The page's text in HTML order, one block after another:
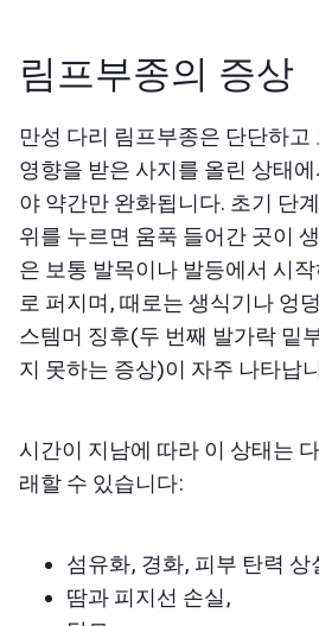
림프부종의 증상
만성 다리 림프부종은 단단하고
영향을 받은 사지를 올린 상태
야 약간만 완화됩니다. 초기 단
위를 누르면 움푹 들어간 곳이
은 보통 발목이나 발등에서 시
로 퍼지며, 때로는 생식기나 엉
스템머 징후(두 번째 발가락 밑
지 못하는 증상)이 자주 나타납
시간이 지남에 따라 이 상태는
래할 수 있습니다:
섬유화, 경화, 피부 탄력 상
땀과 피지선 손실,